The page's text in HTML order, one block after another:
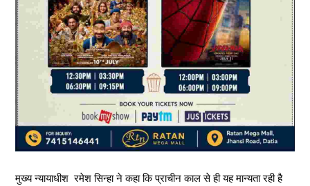
मुख्य न्यायाधीश रमेश सिन्हा ने कहा कि प्राचीन काल से ही यह मान्यता रही है